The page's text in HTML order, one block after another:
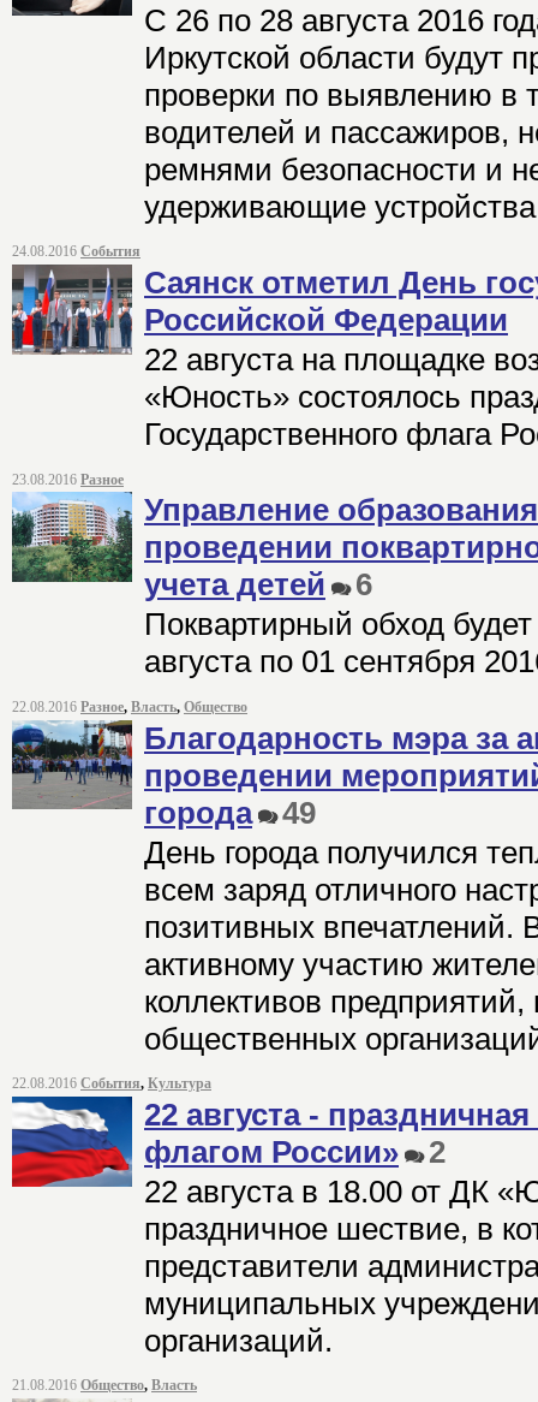
С 26 по 28 августа 2016
Иркутской области будут
проверки по выявлению в
водителей и пассажиров,
ремнями безопасности и
удерживающие
24.08.2016 События
Саянск отметил День
Российской Федерации
22 августа на площадке
«Юность» состоялось
Государственного флага
23.08.2016 Разное
Управление
проведении
учета детей
6
Поквартирный обход
августа по 01 сентября
22.08.2016 Разное, Власть, Общество
Благодарность мэра за
проведении
города
49
День города получился
всем заряд отличного
позитивных впечатлений.
активному участию
коллективов
общественных
22.08.2016 События, Культура
22 августа -
флагом России»
2
22 августа в 18.00 от ДК
праздничное шествие, в
представители
муниципальных
организаций.
21.08.2016 Общество, Власть